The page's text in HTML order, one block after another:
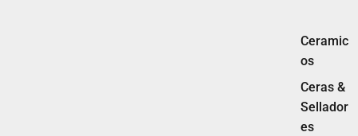
Ceramic
os
Ceras &
Sellador
es